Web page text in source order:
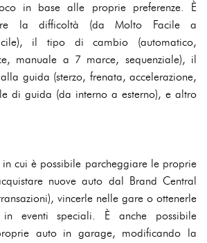
in base alle proprie preferenze. È
la difficoltà (da Molto Facile a
il tipo di cambio (automatico,
manuale a 7 marce, sequenziale), il
guida (sterzo, frenata, accelerazione,
di guida (da interno a esterno), e altro
cui è possibile parcheggiare le proprie
nuove auto dal Brand Central
vincerle nelle gare o ottenerle
in eventi speciali. È anche possibile
auto in garage, modificando la